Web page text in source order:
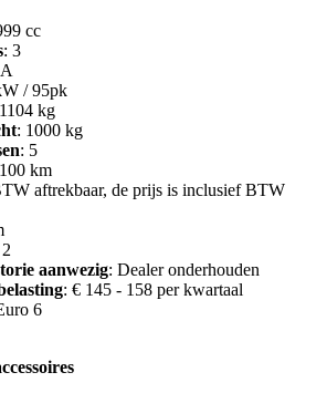
cc
: 3
/ 95pk
kg
: 1000 kg
: 5
km
aftrekbaar, de prijs is inclusief BTW
aanwezig: Dealer onderhouden
: € 145 - 158 per kwartaal
6